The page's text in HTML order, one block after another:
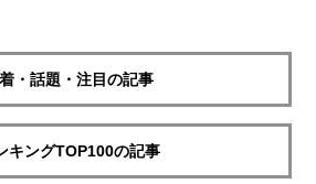
・話題・注目の記事
キングTOP100の記事